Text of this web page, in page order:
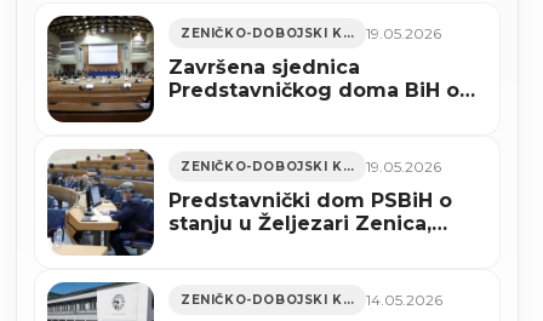
ZENIČKO-DOBOJSKI KANTON 19.05.2026
Završena sjednica
Predstavničkog doma BiH o
ZENIČKO-DOBOJSKI KANTON 19.05.2026
Predstavnički dom PSBiH o
stanju u Željezari Zenica,
ZENIČKO-DOBOJSKI KANTON 14.05.2026